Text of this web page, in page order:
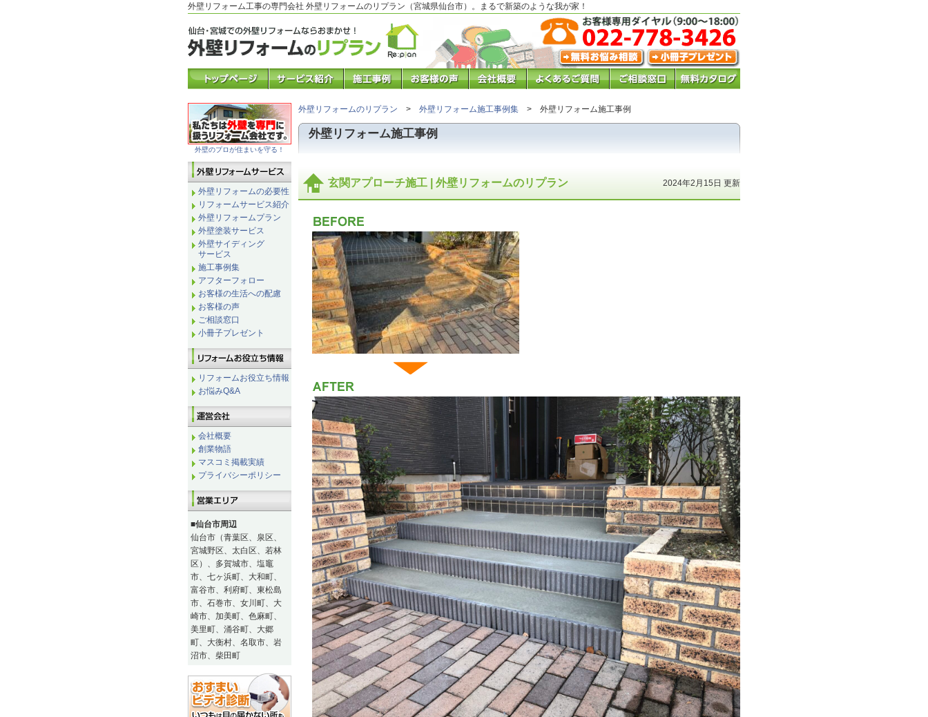
外壁リフォーム工事の専門会社 外壁リフォームのリプラン（宮城県仙台市）。まるで新築のような我が家！
外壁リフォームのリプラン > 外壁リフォーム施工事例集 > 外壁リフォーム施工事例
外壁リフォーム施工事例
玄関アプローチ施工 | 外壁リフォームのリプラン 2024年2月15日 更新
外壁のプロが住まいを守る！
外壁リフォームの必要性
リフォームサービス紹介
外壁リフォームプラン
外壁塗装サービス
外壁サイディング
サービス
施工事例集
アフターフォロー
お客様の生活への配慮
お客様の声
ご相談窓口
小冊子プレゼント
リフォームお役立ち情報
お悩みQ&A
会社概要
創業物語
マスコミ掲載実績
プライバシーポリシー
■仙台市周辺
仙台市（青葉区、泉区、
宮城野区、太白区、若林
区）、多賀城市、塩竈
市、七ヶ浜町、大和町、
富谷市、利府町、東松島
市、石巻市、女川町、大
崎市、加美町、色麻町、
美里町、涌谷町、大郷
町、大衡村、名取市、岩
沼市、柴田町